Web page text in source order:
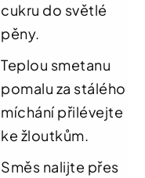
cukru do světlé
pěny.
Teplou smetanu
pomalu za stálého
míchání přilévejte
ke žloutkům.
Směs nalijte přes